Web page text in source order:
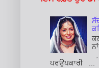
ਪਰਉਪਕਾਰੀ ...